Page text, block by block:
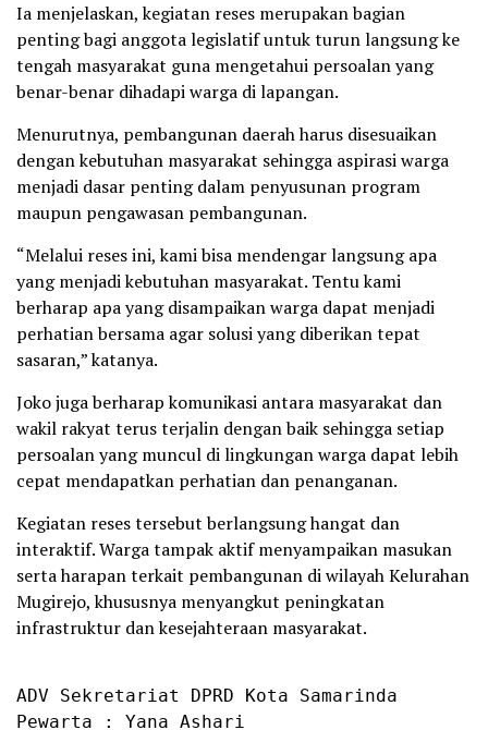
Ia menjelaskan, kegiatan reses merupakan bagian
penting bagi anggota legislatif untuk turun langsung ke
tengah masyarakat guna mengetahui persoalan yang
benar-benar dihadapi warga di lapangan.
Menurutnya, pembangunan daerah harus disesuaikan
dengan kebutuhan masyarakat sehingga aspirasi warga
menjadi dasar penting dalam penyusunan program
maupun pengawasan pembangunan.
“Melalui reses ini, kami bisa mendengar langsung apa
yang menjadi kebutuhan masyarakat. Tentu kami
berharap apa yang disampaikan warga dapat menjadi
perhatian bersama agar solusi yang diberikan tepat
sasaran,” katanya.
Joko juga berharap komunikasi antara masyarakat dan
wakil rakyat terus terjalin dengan baik sehingga setiap
persoalan yang muncul di lingkungan warga dapat lebih
cepat mendapatkan perhatian dan penanganan.
Kegiatan reses tersebut berlangsung hangat dan
interaktif. Warga tampak aktif menyampaikan masukan
serta harapan terkait pembangunan di wilayah Kelurahan
Mugirejo, khususnya menyangkut peningkatan
infrastruktur dan kesejahteraan masyarakat.
ADV Sekretariat DPRD Kota Samarinda
Pewarta : Yana Ashari